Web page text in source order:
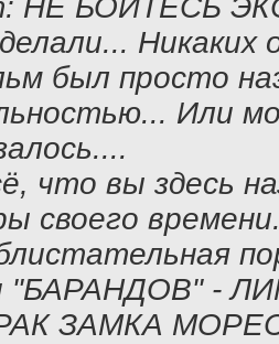
НЕ БОЙТЕСЬ
Никаких
был просто
Или
что вы здесь
своего
"БАРАНДОВ" -
ЗАМКА